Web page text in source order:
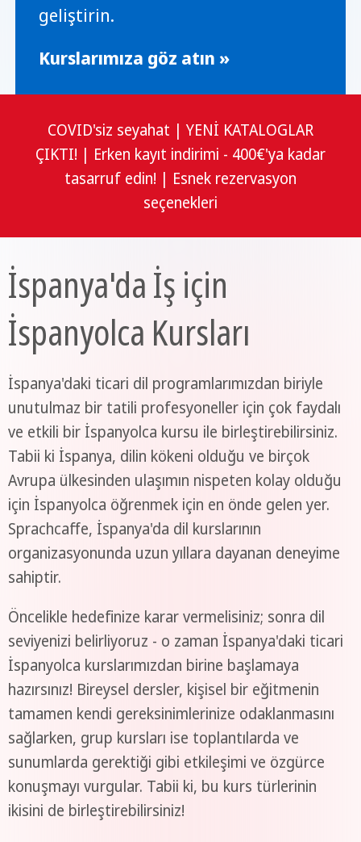
geliştirin.
Kurslarımıza göz atın »
COVID'siz seyahat | YENİ KATALOGLAR
ÇIKTI! | Erken kayıt indirimi - 400€'ya kadar
tasarruf edin! | Esnek rezervasyon
seçenekleri
İspanya'da İş için
İspanyolca Kursları
İspanya'daki ticari dil programlarımızdan biriyle
unutulmaz bir tatili profesyoneller için çok faydalı
ve etkili bir İspanyolca kursu ile birleştirebilirsiniz.
Tabii ki İspanya, dilin kökeni olduğu ve birçok
Avrupa ülkesinden ulaşımın nispeten kolay olduğu
için İspanyolca öğrenmek için en önde gelen yer.
Sprachcaffe, İspanya'da dil kurslarının
organizasyonunda uzun yıllara dayanan deneyime
sahiptir.
Öncelikle hedefinize karar vermelisiniz; sonra dil
seviyenizi belirliyoruz - o zaman İspanya'daki ticari
İspanyolca kurslarımızdan birine başlamaya
hazırsınız! Bireysel dersler, kişisel bir eğitmenin
tamamen kendi gereksinimlerinize odaklanmasını
sağlarken, grup kursları ise toplantılarda ve
sunumlarda gerektiği gibi etkileşimi ve özgürce
konuşmayı vurgular. Tabii ki, bu kurs türlerinin
ikisini de birleştirebilirsiniz!